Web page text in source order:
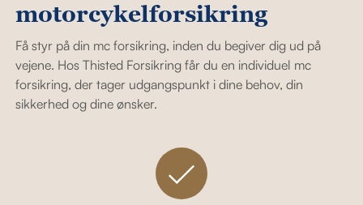
motorcykelforsikring
Få styr på din mc forsikring, inden du begiver dig ud på
vejene. Hos Thisted Forsikring får du en individuel mc
forsikring, der tager udgangspunkt i dine behov, din
sikkerhed og dine ønsker.